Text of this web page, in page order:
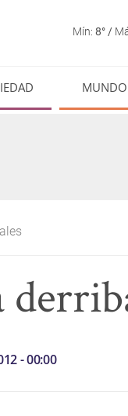
Mín: 8° /
MUNDO
- 00:00